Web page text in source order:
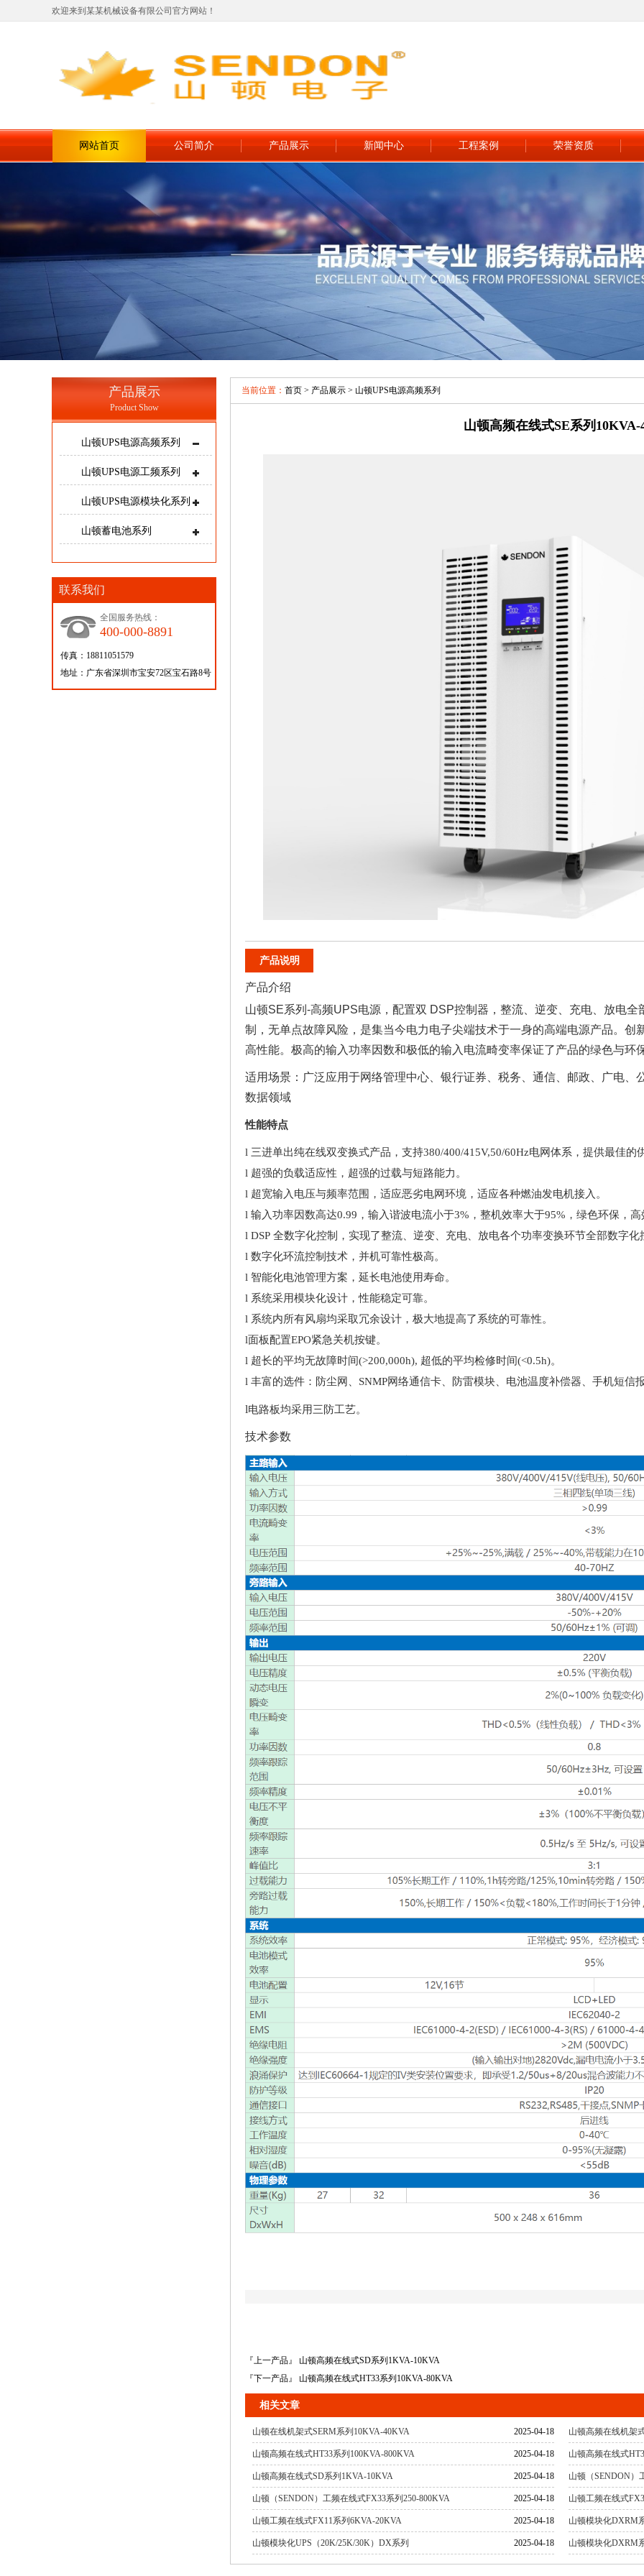
欢迎来到某某机械设备有限公司官方网站！
网站首页 公司简介 产品展示 新闻中心 工程案例 荣誉资质
产品展示
Product Show
山顿UPS电源高频系列
山顿UPS电源工频系列
山顿UPS电源模块化系列
山顿蓄电池系列
联系我们
全国服务热线：
400-000-8891
传真：18811051579
地址：广东省深圳市宝安72区宝石路8号
当前位置： 首页 > 产品展示 > 山顿UPS电源高频系列
山顿高频在线式SE系列10KVA-
产品说明
产品介绍
山顿SE系列-高频UPS电源，配置双 DSP控制器，整流、逆变、充电、放电
制，无单点故障风险，是集当今电力电子尖端技术于一身的高端电源产品。
高性能。极高的输入功率因数和极低的输入电流畸变率保证了产品的绿色与环
适用场景：广泛应用于网络管理中心、银行证券、税务、通信、邮政、广电
数据领域
性能特点
l 三进单出纯在线双变换式产品，支持380/400/415V,50/60Hz电网体系，提供最佳的
l 超强的负载适应性，超强的过载与短路能力。
l 超宽输入电压与频率范围，适应恶劣电网环境，适应各种燃油发电机接入。
l 输入功率因数高达0.99，输入谐波电流小于3%，整机效率大于95%，绿色环保，高
l DSP 全数字化控制，实现了整流、逆变、充电、放电各个功率变换环节全部数字化
l 数字化环流控制技术，并机可靠性极高。
l 智能化电池管理方案，延长电池使用寿命。
l 系统采用模块化设计，性能稳定可靠。
l 系统内所有风扇均采取冗余设计，极大地提高了系统的可靠性。
l面板配置EPO紧急关机按键。
l 超长的平均无故障时间(>200,000h), 超低的平均检修时间(<0.5h)。
l 丰富的选件：防尘网、SNMP网络通信卡、防雷模块、电池温度补偿器、手机短信
l电路板均采用三防工艺。
技术参数
『上一产品』 山顿高频在线式SD系列1KVA-10KVA
『下一产品』 山顿高频在线式HT33系列10KVA-80KVA
相关文章
2025-04-18
山顿在线机架式SERM系列10KVA-40KVA 山顿高频在线机架
2025-04-18
山顿高频在线式HT33系列100KVA-800KVA 山顿高频在线式
2025-04-18
山顿高频在线式SD系列1KVA-10KVA 山顿（SENDON）
2025-04-18
山顿（SENDON）工频在线式FX33系列250-800KVA 山顿工频在线式
2025-04-18
山顿工频在线式FX11系列6KVA-20KVA 山顿模块化DXRM
2025-04-18
山顿模块化UPS（20K/25K/30K）DX系列 山顿模块化DXRM